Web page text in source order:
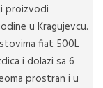
proizvodi
u Kragujevcu.
fiat 500L
i dolazi sa 6
prostran i u